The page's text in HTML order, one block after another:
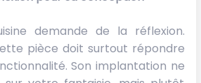
demande de la réflexion.
pièce doit surtout répondre
Son implantation ne